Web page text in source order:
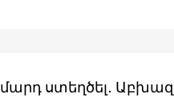
ստեղծել․